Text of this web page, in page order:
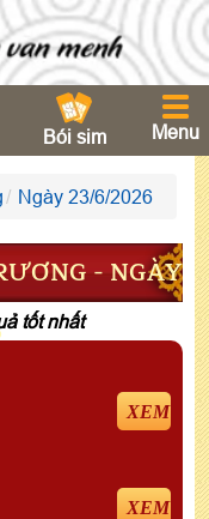
Bói sim Menu
Ngày 23/6/2026
- NGÀY
tốt nhất
XEM
XEM